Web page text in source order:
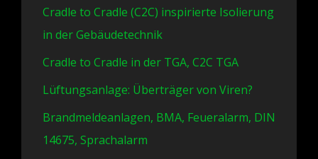
Cradle to Cradle (C2C) inspirierte Isolierung
in der Gebäudetechnik
Cradle to Cradle in der TGA, C2C TGA
Lüftungsanlage: Überträger von Viren?
Brandmeldeanlagen, BMA, Feueralarm, DIN
14675, Sprachalarm